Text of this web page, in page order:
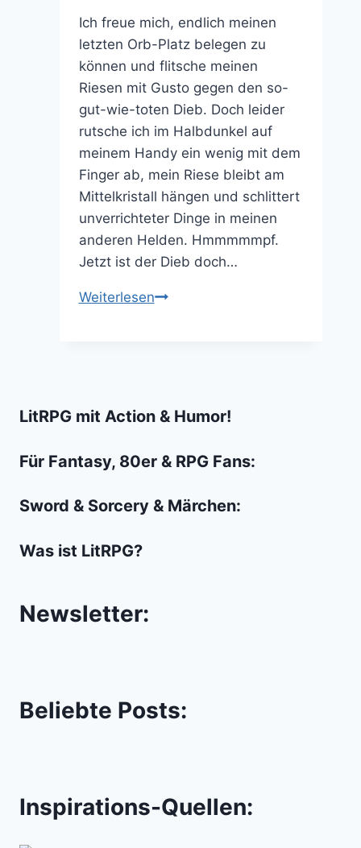
Ich freue mich, endlich meinen
letzten Orb-Platz belegen zu
können und flitsche meinen
Riesen mit Gusto gegen den so-
gut-wie-toten Dieb. Doch leider
rutsche ich im Halbdunkel auf
meinem Handy ein wenig mit dem
Finger ab, mein Riese bleibt am
Mittelkristall hängen und schlittert
unverrichteter Dinge in meinen
anderen Helden. Hmmmmmpf.
Jetzt ist der Dieb doch…
WeiterlesenSmashing
LitRPG mit Action & Humor!
Für Fantasy, 80er & RPG Fans:
Sword & Sorcery & Märchen:
Was ist LitRPG?
Newsletter:
Beliebte Posts:
Inspirations-Quellen: